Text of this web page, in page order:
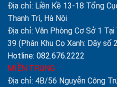
Địa chỉ: Liền Kề 13-18 Tổng
Thanh Trì, Hà Nội
Địa chỉ: Văn Phòng Cơ Sở 1
39 (Phân Khu Cọ Xanh: Dãy số
Hotline: 082.676.2222
MIỀN TRUNG
Địa chỉ: 4B/56 Nguyễn Công